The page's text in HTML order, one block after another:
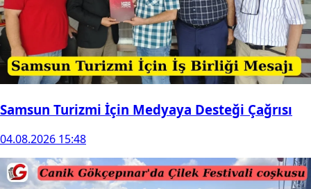
Samsun Turizmi İçin Medyaya Desteği Çağrısı
04.08.2026 15:48